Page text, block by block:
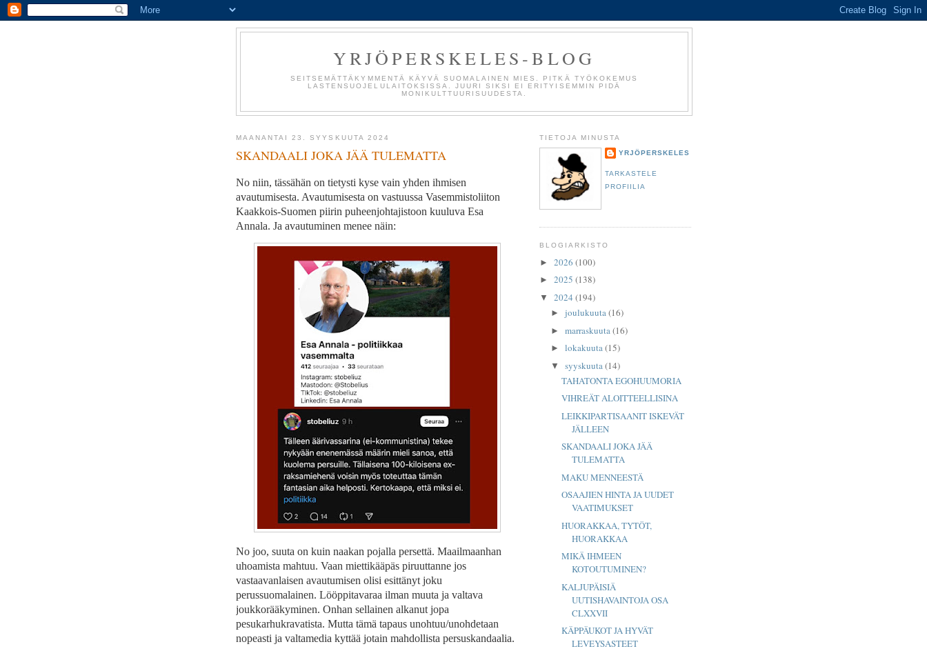
YRJÖPERSKELES-BLOG
SEITSEMÄTTÄKYMMENTÄ KÄYVÄ SUOMALAINEN MIES. PITKÄ TYÖKOKEMUS
LASTENSUOJELULAITOKSISSA. JUURI SIKSI EI ERITYISEMMIN PIDÄ
MONIKULTTUURISUUDESTA.
MAANANTAI 23. SYYSKUUTA 2024
SKANDAALI JOKA JÄÄ TULEMATTA
No niin, tässähän on tietysti kyse vain yhden ihmisen
avautumisesta. Avautumisesta on vastuussa Vasemmistoliiton
Kaakkois-Suomen piirin puheenjohtajistoon kuuluva Esa
Annala. Ja avautuminen menee näin:
No joo, suuta on kuin naakan pojalla persettä. Maailmaanhan
uhoamista mahtuu. Vaan miettikääpäs piruuttanne jos
vastaavanlaisen avautumisen olisi esittänyt joku
perussuomalainen. Lööppitavaraa ilman muuta ja valtava
joukkorääkyminen. Onhan sellainen alkanut jopa
pesukarhukravatista. Mutta tämä tapaus unohtuu/unohdetaan
nopeasti ja valtamedia kyttää jotain mahdollista persuskandaalia.
TIETOJA MINUSTA
YRJÖPERSKELES
TARKASTELE
PROFIILIA
BLOGIARKISTO
► 2026 (100)
► 2025 (138)
▼ 2024 (194)
► joulukuuta(16)
► marraskuuta(16)
► lokakuuta(15)
▼ syyskuuta(14)
TAHATONTA EGOHUUMORIA
VIHREÄT ALOITTEELLISINA
LEIKKIPARTISAANIT ISKEVÄT
JÄLLEEN
SKANDAALI JOKA JÄÄ
TULEMATTA
MAKU MENNEESTÄ
OSAAJIEN HINTA JA UUDET
VAATIMUKSET
HUORAKKAA, TYTÖT,
HUORAKKAA
MIKÄ IHMEEN
KOTOUTUMINEN?
KALJUPÄISIÄ
UUTISHAVAINTOJA OSA
CLXXVII
KÄPPÄUKOT JA HYVÄT
LEVEYSASTEET